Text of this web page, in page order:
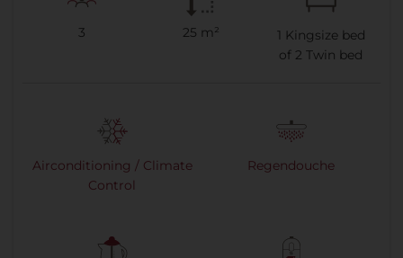
3 25 m² 1 Kingsize bed
of 2 Twin bed
Airconditioning / Climate
Control
Regendouche